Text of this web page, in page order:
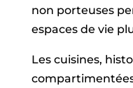
non porteuses
espaces de vie
Les cuisines,